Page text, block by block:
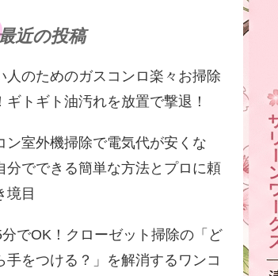
近の投稿
人のためのガスコンロ楽々お掃除
ギトギト油汚れを放置で撃退！
ン室外機掃除で電気代が安くな
分でできる簡単な方法とプロに頼
境目
でOK！クローゼット掃除の「ど
手をつける？」を解消するワンコ